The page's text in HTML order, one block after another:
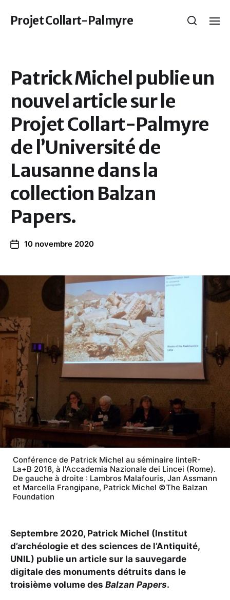
Projet Collart-Palmyre
Patrick Michel publie un
nouvel article sur le
Projet Collart-Palmyre
de l’Université de
Lausanne dans la
collection Balzan
Papers.
10 novembre 2020
Conférence de Patrick Michel au séminaire linteR-
La+B 2018, à l'Accademia Nazionale dei Lincei (Rome).
De gauche à droite : Lambros Malafouris, Jan Assmann
et Marcella Frangipane, Patrick Michel ©The Balzan
Foundation
Septembre 2020, Patrick Michel (Institut
d’archéologie et des sciences de l’Antiquité,
UNIL) publie un article sur la sauvegarde
digitale des monuments détruits dans le
troisième volume des Balzan Papers.